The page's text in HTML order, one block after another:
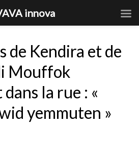
de Kendira et de
Mouffok
la rue : «
yemmuten »
innova